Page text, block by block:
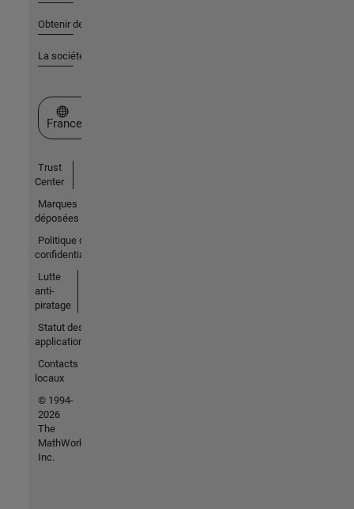
Obtenir de l'aide
La société
Sélectionner un site web
France
Trust
Center
Marques
déposées
Politique de
confidentialité
Lutte
anti-
piratage
Statut des
applications
Contacts
locaux
© 1994-
2026
The
MathWorks,
Inc.